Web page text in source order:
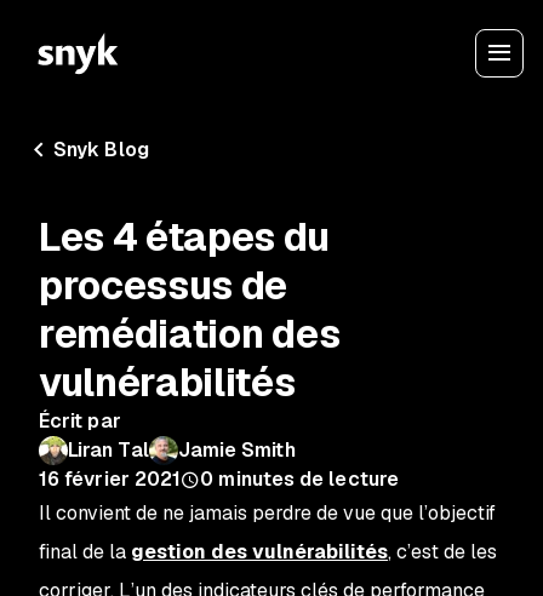
Snyk Blog
Les 4 étapes du
processus de
remédiation des
vulnérabilités
Écrit par
Liran Tal
Jamie Smith
16 février 2021
0 minutes de lecture
Il convient de ne jamais perdre de vue que l’objectif
final de la gestion des vulnérabilités, c’est de les
corriger. L’un des indicateurs clés de performance